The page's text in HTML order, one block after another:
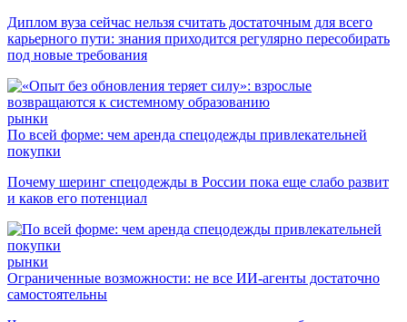
Диплом вуза сейчас нельзя считать достаточным для всего
карьерного пути: знания приходится регулярно пересобирать
под новые требования
рынки
По всей форме: чем аренда спецодежды привлекательней
покупки
Почему шеринг спецодежды в России пока еще слабо развит
и каков его потенциал
рынки
Ограниченные возможности: не все ИИ-агенты достаточно
самостоятельны